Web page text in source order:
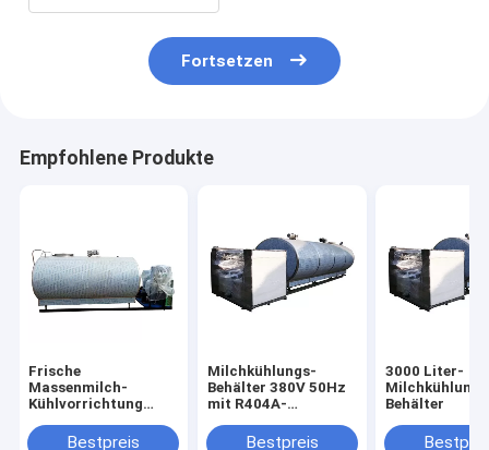
Fortsetzen
Empfohlene Produkte
Frische
Massenmilch-
Kühlvorrichtung
Molkereispeicher-
Bestpreis
Milchkühlungs-
Behälter 380V 50Hz
mit R404A-
Bestpreis
3000 Liter-
Behälter